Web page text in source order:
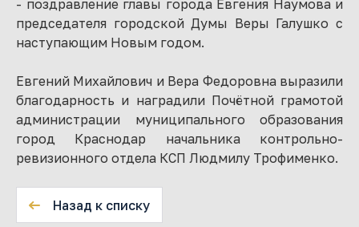
- поздравление главы города Евгения Наумова и
председателя городской Думы Веры Галушко с
наступающим Новым годом.
Евгений Михайлович и Вера Федоровна выразили
благодарность и наградили Почётной грамотой
администрации муниципального образования
город Краснодар начальника контрольно-
ревизионного отдела КСП Людмилу Трофименко.
Назад к списку